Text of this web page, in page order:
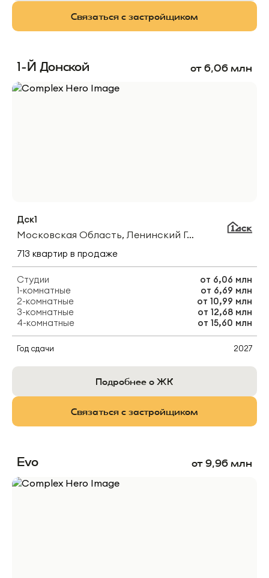
Связаться с застройщиком
1-Й Донской от 6,06 млн
Дск1
Московская Область, Ленинский Городской Округ, Деревня Сапроново
713 квартир в продаже
Студии от 6,06 млн
1-комнатные
от 6,69 млн
2-комнатные
от 10,99 млн
3-комнатные
от 12,68 млн
4-комнатные
от 15,60 млн
Год сдачи 2027
Подробнее о ЖК
Связаться с застройщиком
Evo от 9,96 млн